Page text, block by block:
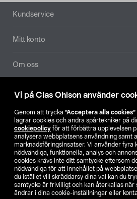
Vi på Clas Ohlson använder
Genom att trycka ”Acceptera alla cookies”
lagrar cookies och andra spårtekniker på
cookiepolicy för att förbättra upplevelsen
analysera webbplatsens användning samt
marknadsföringsinsatser. Vi använder fyra
nödvändiga, funktionella, analys och
cookies krävs inte ditt samtycke eftersom
nödvändiga för att innehållet på
du istället vill skräddarsy dina val kan du
samtycke är frivilligt och kan återkallas när
ändrar i dina cookie-inställningar eller
Sidfot
Kundservice
Mitt konto
Om oss
Aktuellt
Våra bolag
Hitta
SE NO FI